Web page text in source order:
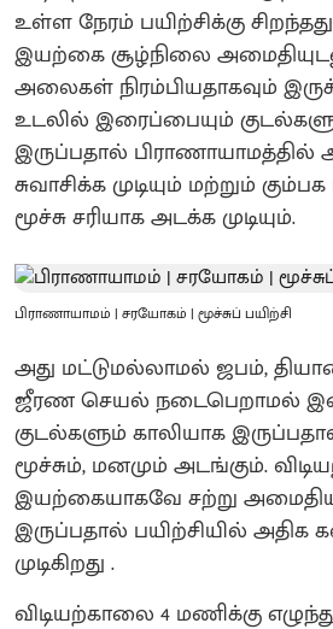
உள்ள நேரம் பயிற்சிக்கு
இயற்கை சூழ்நிலை
அலைகள் நிரம்பியதாகவும்
உடலில் இரைப்பையும்
இருப்பதால் பிராணாயாமத்தில்
சுவாசிக்க முடியும் மற்றும்
மூச்சு சரியாக அடக்க முடியும்.
பிராணாயாமம் | சரயோகம் | மூச்சுப் பயிற்சி
அது மட்டுமல்லாமல் ஜபம்,
ஜீரண செயல் நடைபெறாமல்
குடல்களும் காலியாக
மூச்சும், மனமும் அடங்கும்.
இயற்கையாகவே சற்று
இருப்பதால் பயிற்சியில்
முடிகிறது .
விடியற்காலை 4 மணிக்கு